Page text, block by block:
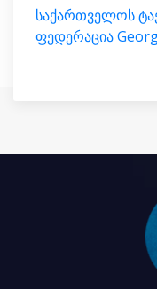
საქართველოს
ფედერაცია